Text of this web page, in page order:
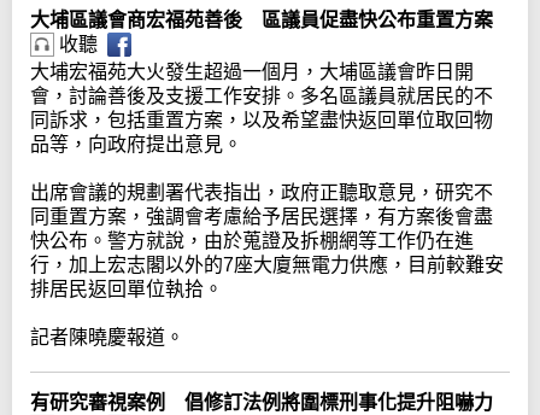
大埔區議會商宏福苑善後 區議員促盡快公布重置方案
收聽
大埔宏福苑大火發生超過一個月，大埔區議會昨日開
會，討論善後及支援工作安排。多名區議員就居民的不
同訴求，包括重置方案，以及希望盡快返回單位取回物
品等，向政府提出意見。
出席會議的規劃署代表指出，政府正聽取意見，研究不
同重置方案，強調會考慮給予居民選擇，有方案後會盡
快公布。警方就說，由於蒐證及拆棚網等工作仍在進
行，加上宏志閣以外的7座大廈無電力供應，目前較難安
排居民返回單位執拾。
記者陳曉慶報道。
有研究審視案例 倡修訂法例將圍標刑事化提升阻嚇力